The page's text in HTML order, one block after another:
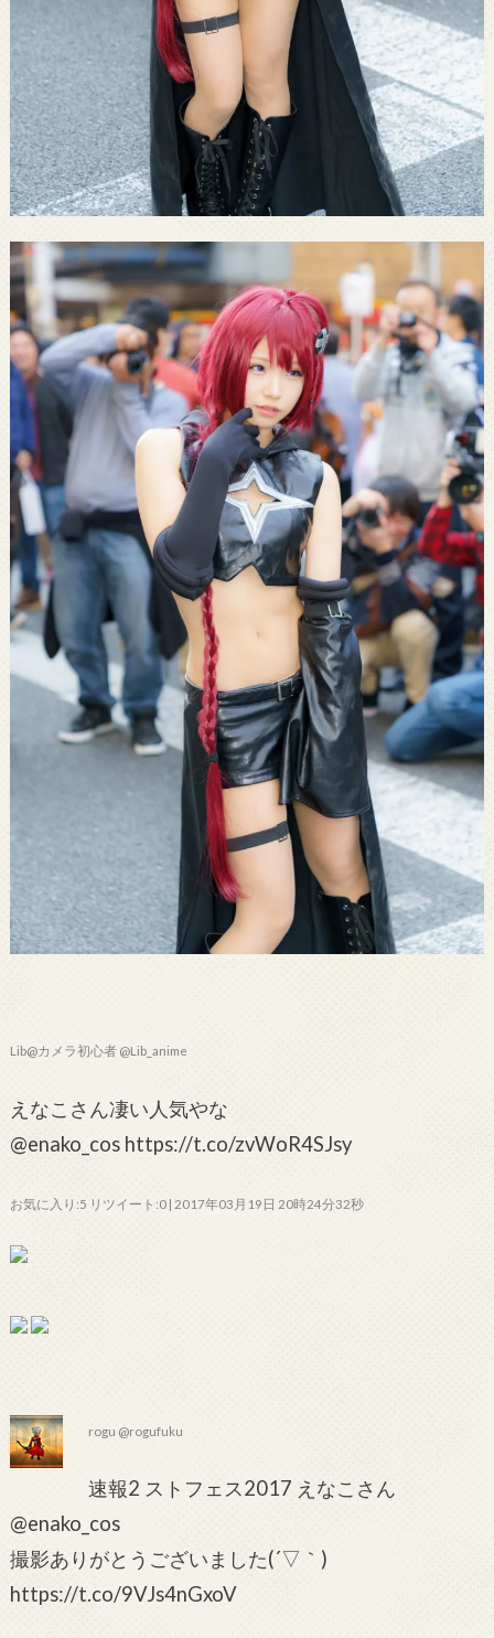
Lib@カメラ初心者 @Lib_anime
えなこさん凄い人気やな
@enako_cos https://t.co/zvWoR4SJsy
お気に入り:5 リツイート:0 | 2017年03月19日 20時24分32秒
rogu @rogufuku
速報2 ストフェス2017 えなこさん
@enako_cos
撮影ありがとうございました(´▽｀)
https://t.co/9VJs4nGxoV